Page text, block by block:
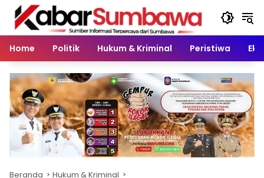
Langsung
konten
Home
Politik Hukum & Kriminal Peristiwa
Beranda Hukum & Kriminal